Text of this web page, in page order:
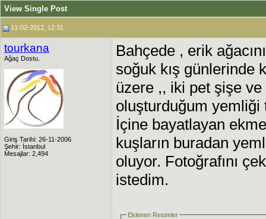
View Single Post
11-02-2012, 12:31
tourkana
Ağaç Dostu.
Giriş Tarihi: 26-11-2006
Şehir: İstanbul
Mesajlar: 2,494
Bahçede , erik
soğuk kış günlerinde
üzere ,, iki pet şişe
oluşturduğum yemliği
İçine bayatlayan
kuşların buradan
oluyor. Fotoğrafını
istedim.
Eklenen Resimler